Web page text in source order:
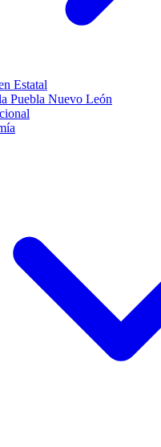
Estatal
Puebla Nuevo León